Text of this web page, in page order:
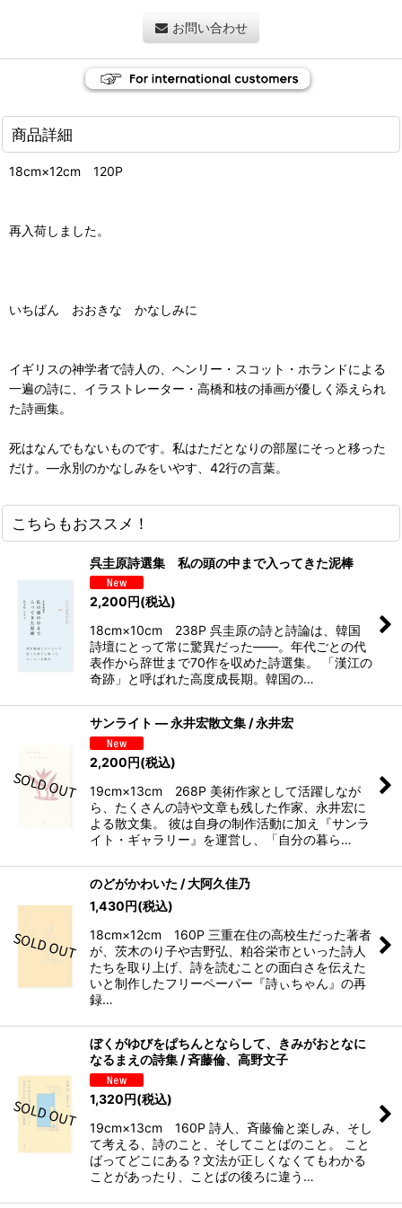
お問い合わせ
商品詳細
18cm×12cm 120P
再入荷しました。
いちばん おおきな かなしみに
イギリスの神学者で詩人の、ヘンリー・スコット・ホランドによる
一遍の詩に、イラストレーター・高橋和枝の挿画が優しく添えられ
た詩画集。
死はなんでもないものです。私はただとなりの部屋にそっと移った
だけ。―永別のかなしみをいやす、42行の言葉。
こちらもおススメ！
呉圭原詩選集 私の頭の中まで入ってきた泥棒
2,200円(税込)
18cm×10cm 238P 呉圭原の詩と詩論は、韓国
詩壇にとって常に驚異だった――。年代ごとの代
表作から辞世まで70作を収めた詩選集。 「漢江の
奇跡」と呼ばれた高度成長期。韓国の…
サンライト ― 永井宏散文集 / 永井宏
2,200円(税込)
19cm×13cm 268P 美術作家として活躍しなが
ら、たくさんの詩や文章も残した作家、永井宏に
よる散文集。 彼は自身の制作活動に加え『サンラ
イト・ギャラリー』を運営し、「自分の暮ら…
のどがかわいた / 大阿久佳乃
1,430円(税込)
18cm×12cm 160P 三重在住の高校生だった著者
が、茨木のり子や吉野弘、粕谷栄市といった詩人
たちを取り上げ、詩を読むことの面白さを伝えた
いと制作したフリーペーパー『詩ぃちゃん』の再
録…
ぼくがゆびをぱちんとならして、きみがおとなに
なるまえの詩集 / 斉藤倫、高野文子
1,320円(税込)
19cm×13cm 160P 詩人、斉藤倫と楽しみ、そし
て考える、詩のこと、そしてことばのこと。 こと
ばってどこにある？文法が正しくなくてもわかる
ことがあったり、ことばの後ろに違う…